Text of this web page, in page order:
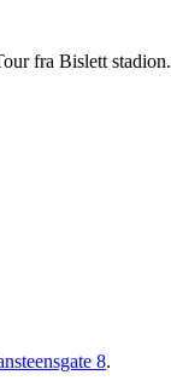
fra Bislett stadion.
8.